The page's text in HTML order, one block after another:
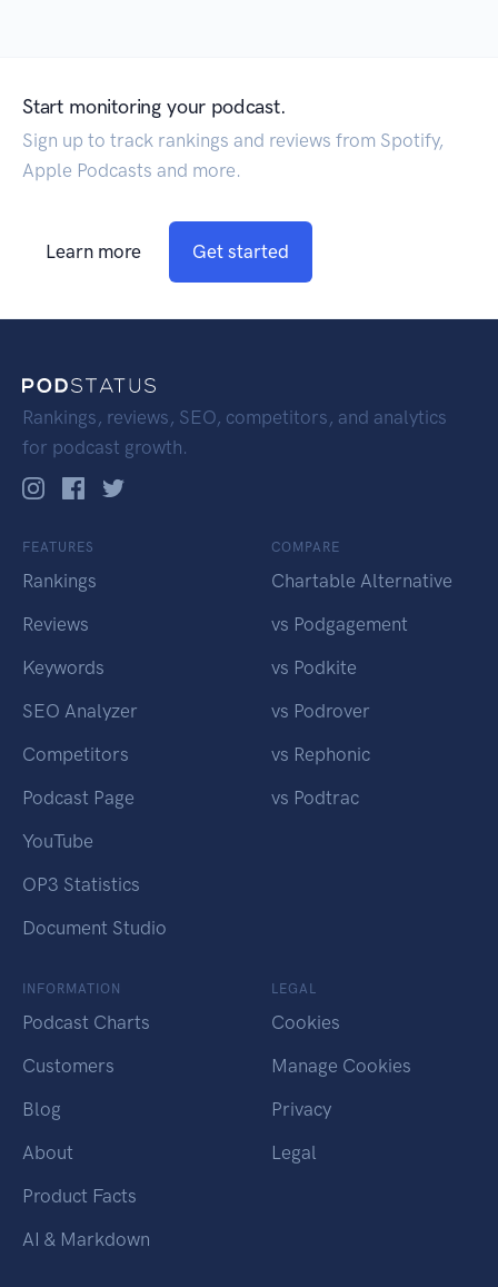
Start monitoring your podcast.
Sign up to track rankings and reviews from Spotify,
Apple Podcasts and more.
Learn more Get started
Rankings, reviews, SEO, competitors, and analytics
for podcast growth.
FEATURES
Rankings
Reviews
Keywords
SEO Analyzer
Competitors
Podcast Page
YouTube
OP3 Statistics
Document Studio
COMPARE
Chartable Alternative
vs Podgagement
vs Podkite
vs Podrover
vs Rephonic
vs Podtrac
INFORMATION
Podcast Charts
Customers
Blog
About
Product Facts
AI & Markdown
LEGAL
Cookies
Manage Cookies
Privacy
Legal